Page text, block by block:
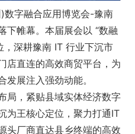
字融合应用博览会-豫南
下帷幕。本届展会以 “数融
，深耕豫南 IT 行业下沉市
店直连的高效商贸平台，为
发展注入强劲动能。
局，紧贴县域实体经济数字
为王核心定位，聚力打通IT
头厂商直达县乡终端的高效